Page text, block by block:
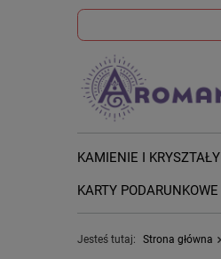
KAMIENIE I KRYSZTAŁY
KARTY PODARUNKOWE
Jesteś tutaj: Strona główna